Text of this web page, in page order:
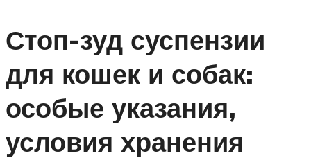
Стоп-зуд суспензии
для кошек и собак:
особые указания,
условия хранения